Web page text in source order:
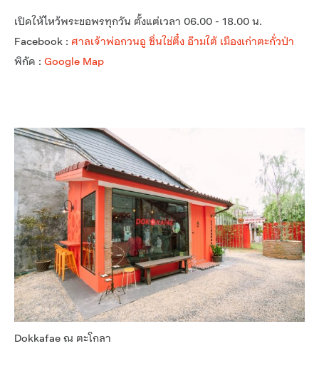
เปิดให้ไหว้พระขอพรทุกวัน ตั้งแต่เวลา 06.00 - 18.00 น.
Facebook : ศาลเจ้าพ่อกวนอู ซิ่นใช่ตึ๋ง อ๊ามใต้ เมืองเก่าตะกั่วป่า
พิกัด : Google Map
Dokkafae ณ ตะโกลา